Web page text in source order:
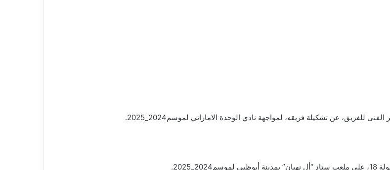
للفريق، عن تشكيلة فريقه، لمواجهة نادي الوحدة الاماراتي لموسم2024_2025.